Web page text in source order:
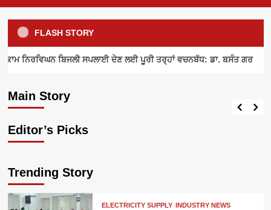
FLASH STORY
ਨਿਰਵਿਘਨ ਬਿਜਲੀ ਸਪਲਾਈ ਦੇਣ ਲਈ ਪੂਰੀ ਤਰ੍ਹਾਂ ਵਚਨਬੱਧ: ਡਾ. ਬਸੰਤ ਗਰ
Main Story
ELECTRICITY SUPPLY INDUSTRY NEWS MEETING
admin August 8, 2026
Editor’s Picks
Trending Story
ELECTRICITY SUPPLY INDUSTRY NEWS